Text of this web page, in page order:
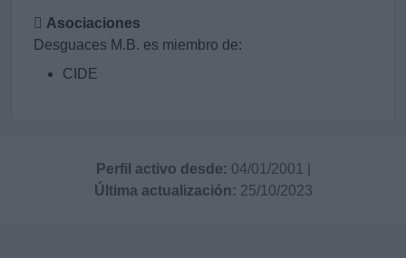
Asociaciones
Desguaces M.B. es miembro de:
CIDE
Perfil activo desde: 04/01/2001
Última actualización: 25/10/2023